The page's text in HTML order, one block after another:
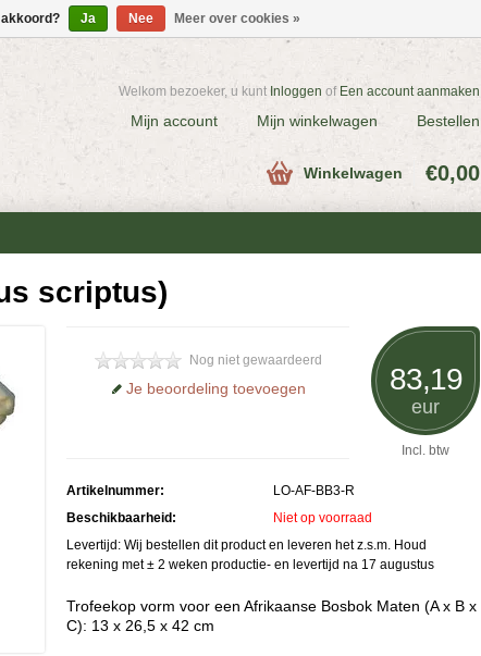
Welkom bezoeker, u kunt Inloggen of Een account aanmaken
Mijn account Mijn winkelwagen Bestellen
Winkelwagen €0,00
scriptus)
83,19
eur
Incl. btw
Nog niet gewaardeerd
Je beoordeling toevoegen
Artikelnummer:
LO-AF-BB3-R
Beschikbaarheid:
Niet op voorraad
Levertijd: Wij bestellen dit product en leveren het z.s.m. Houd
rekening met ± 2 weken productie- en levertijd na 17 augustus
Trofeekop vorm voor een Afrikaanse Bosbok Maten (A x B x
C): 13 x 26,5 x 42 cm
Ja Nee Meer over cookies »